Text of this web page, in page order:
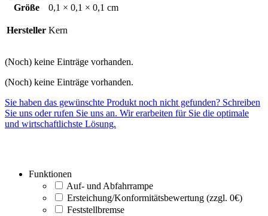
Größe
0,1 × 0,1 × 0,1 cm
Hersteller Kern
(Noch) keine Einträge vorhanden.
(Noch) keine Einträge vorhanden.
Sie haben das gewünschte Produkt noch nicht gefunden? Schreiben
Sie uns oder rufen Sie uns an. Wir erarbeiten für Sie die optimale
und wirtschaftlichste Lösung.
Funktionen
Auf- und Abfahrrampe
Ersteichung/Konformitätsbewertung (zzgl. 0€)
Feststellbremse